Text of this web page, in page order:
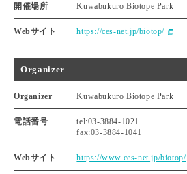
開催場所 Kuwabukuro Biotope Park
Webサイト https://ces-net.jp/biotop/
Organizer
Organizer Kuwabukuro Biotope Park
電話番号
tel:03-3884-1021
fax:03-3884-1041
Webサイト https://www.ces-net.jp/biotop/